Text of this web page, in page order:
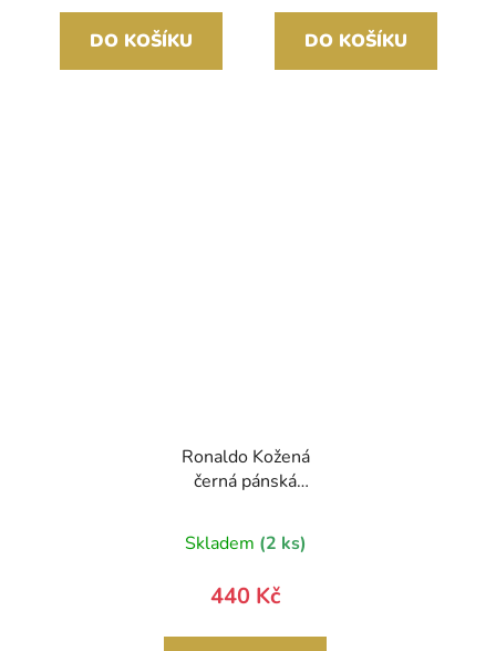
DO KOŠÍKU DO KOŠÍKU
Ronaldo Kožená
černá pánská
zápinkou v krabičce
Skladem (2 ks)
440 Kč